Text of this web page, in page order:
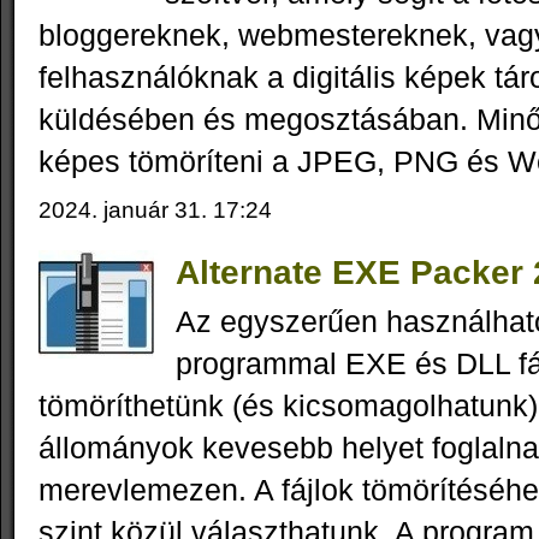
bloggereknek, webmestereknek,
felhasználóknak a digitális képek
küldésében és megosztásában.
képes tömöríteni a JPEG, PNG és
2024. január 31. 17:24
Alternate EXE Packer
Az egyszerűen
programmal EXE és DLL
tömöríthetünk (és
állományok kevesebb helyet
merevlemezen. A fájlok
szint közül választhatunk. A